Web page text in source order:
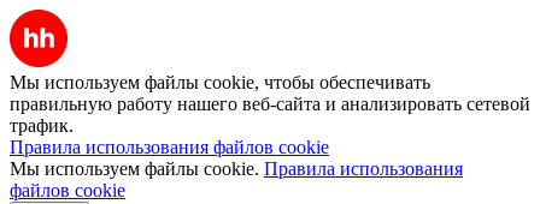
Мы используем файлы cookie, чтобы обеспечивать
правильную работу нашего веб-сайта и анализировать сетевой
трафик.
Правила использования файлов cookie
Мы используем файлы cookie. Правила использования
файлов cookie